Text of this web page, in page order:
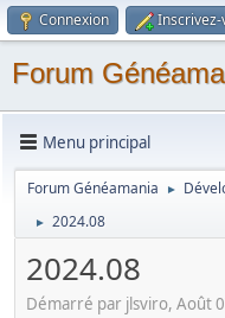
Connexion Inscrivez-
Forum
Menu principal
Forum Généamania ►
► 2024.08
2024.08
Démarré par jlsviro, Août